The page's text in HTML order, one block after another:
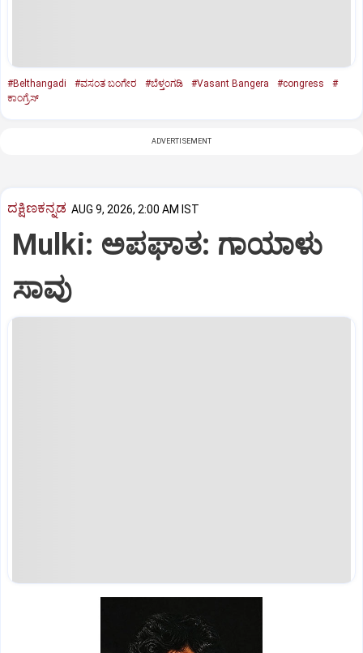
#Belthangadi #ವಸಂತ ಬಂಗೇರ #ಬೆಳ್ತಂಗಡಿ #Vasant Bangera #congress
#
ಕಾಂಗ್ರೆಸ್‌
ADVERTISEMENT
ದಕ್ಷಿಣಕನ್ನಡ AUG 9, 2026, 2:00 AM IST
Mulki: ಅಪಘಾತ: ಗಾಯಾಳು
ಸಾವು